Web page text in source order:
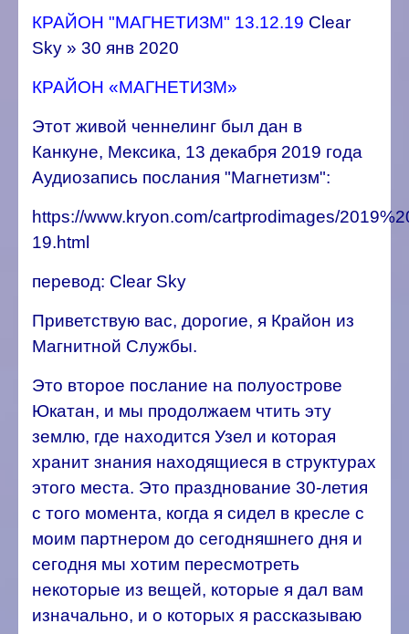
КРАЙОН "МАГНЕТИЗМ" 13.12.19 Clear
Sky » 30 янв 2020
КРАЙОН «МАГНЕТИЗМ»
Этот живой ченнелинг был дан в
Канкуне, Мексика, 13 декабря 2019 года
Аудиозапись послания "Магнетизм":
https://www.kryon.com/cartprodimages/
19.html
перевод: Clear Sky
Приветствую вас, дорогие, я Крайон из
Магнитной Службы.
Это второе послание на полуострове
Юкатан, и мы продолжаем чтить эту
землю, где находится Узел и которая
хранит знания находящиеся в структурах
этого места. Это празднование 30-летия
с того момента, когда я сидел в кресле с
моим партнером до сегодняшнего дня и
сегодня мы хотим пересмотреть
некоторые из вещей, которые я дал вам
изначально, и о которых я рассказываю